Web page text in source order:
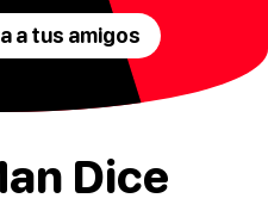
a tus amigos
Dice